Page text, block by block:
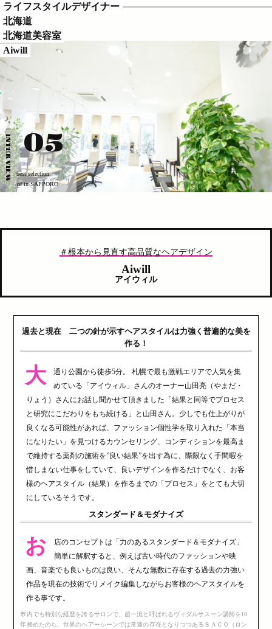
ライフスタイルデザイナー
北海道
北海道美容室
Aiwill
Aiwill
INTERVIEW 05
best selection
of in SAPPORO
＃根本から見直す高品質なヘアデザイン
Aiwill
アイウィル
過去と現在 二つの針が示すヘアスタイルは力強く普遍的な美を
作る！
大
通り公園から徒歩5分。 札幌で最も激戦エリアで人気を集
めている「アイウィル」さんのオーナー山田亮（やまだ・
りょう）さんにお話し聞かせて頂きました「結果と同等でプロセス
と研究にこだわりをもち続ける」と山田さん。少しでも仕上がりが
良くなる可能性があれば、ファッション個性学を取り入れた「本当
になりたい」を見つけるカウンセリング、コンディションを最高ま
で維持する薬剤の施術を”良い結果”を出す為に、際限なく手間暇を
惜しまない仕事をしていて、良いデザインを作るだけでなく、お客
様のヘアスタイル（結果）を作るまでの「プロセス」をとても大切
にしているそうです。
スタンダード＆モダナイズ
お
店のコンセプトは「力のあるスタンダード＆モダナイズ」
簡単に解釈すると、例えば古い時代のファッションや映
画、音楽でも良いものは良い、そんな無数に存在する過去の力強い
作品を現在の技術でリメイク編集しながらお客様のヘアスタイルを
作る事です。
市内でも特別な経歴を誇るサロンで、超一流と呼ばれるヴィダルサスーン講師を10
年務めたのち、世界のヘアーシーンでは常連の存在となりつつあるＳＡＣＯ（ロン